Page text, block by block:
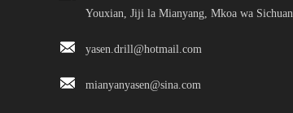
Youxian, Jiji la Mianyang, Mkoa wa Sichuan
yasen.drill@hotmail.com
mianyanyasen@sina.com